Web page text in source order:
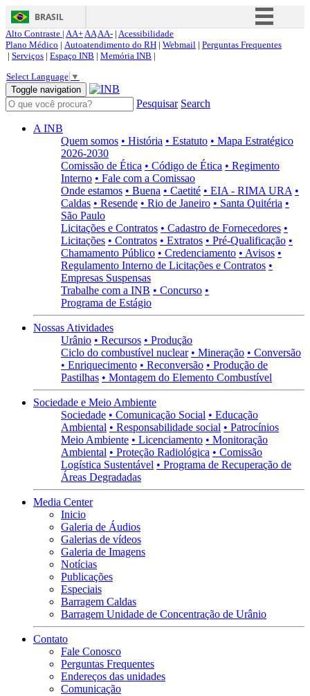
BRASIL
Simplifique!
Acesso à informação
Canais
Alto Contraste | AA+AAAA- | Acessibilidade
Plano Médico | Autoatendimento do RH | Webmail | Perguntas Frequentes
| Serviços | Espaço INB | Memória INB |
Select Language ▼
Toggle navigation
Pesquisar Search
A INB
Quem somos • História • Estatuto • Mapa Estratégico
2026-2030
Comissão de Ética • Código de Ética • Regimento
Interno • Fale com a Comissao
Onde estamos • Buena • Caetité • EIA - RIMA URA •
Caldas • Resende • Rio de Janeiro • Santa Quitéria •
São Paulo
Licitações e Contratos • Cadastro de Fornecedores •
Licitações • Contratos • Extratos • Pré-Qualificação •
Chamamento Público • Credenciamento • Avisos •
Regulamento Interno de Licitações e Contratos •
Empresas Suspensas
Trabalhe com a INB • Concurso •
Programa de Estágio
Nossas Atividades
Urânio • Recursos • Produção
Ciclo do combustível nuclear • Mineração • Conversão
• Enriquecimento • Reconversão • Produção de
Pastilhas • Montagem do Elemento Combustível
Sociedade e Meio Ambiente
Sociedade • Comunicação Social • Educação
Ambiental • Responsabilidade social • Patrocínios
Meio Ambiente • Licenciamento • Monitoração
Ambiental • Proteção Radiológica • Comissão
Logística Sustentável • Programa de Recuperação de
Áreas Degradadas
Media Center
Inicio
Galeria de Áudios
Galerias de vídeos
Galeria de Imagens
Notícias
Publicações
Especiais
Barragem Caldas
Barragem Unidade de Concentração de Urânio
Contato
Fale Conosco
Perguntas Frequentes
Endereços das unidades
Comunicação